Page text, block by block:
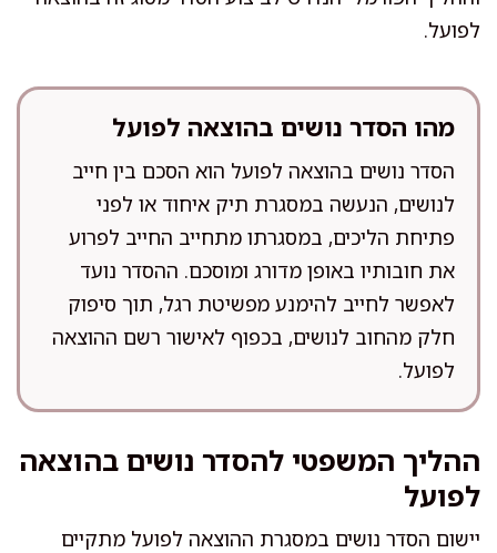
לפועל.
מהו הסדר נושים בהוצאה לפועל
הסדר נושים בהוצאה לפועל הוא הסכם בין חייב
לנושים, הנעשה במסגרת תיק איחוד או לפני
פתיחת הליכים, במסגרתו מתחייב החייב לפרוע
את חובותיו באופן מדורג ומוסכם. ההסדר נועד
לאפשר לחייב להימנע מפשיטת רגל, תוך סיפוק
חלק מהחוב לנושים, בכפוף לאישור רשם ההוצאה
לפועל.
ההליך המשפטי להסדר נושים בהוצאה
לפועל
יישום הסדר נושים במסגרת ההוצאה לפועל מתקיים